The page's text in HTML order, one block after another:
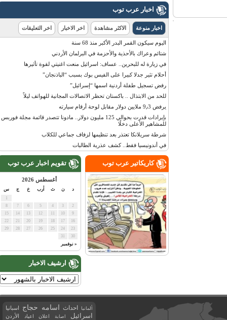
اخبار عرب توب
اخبار منوعة الاكثر مشاهدة اخر الاخبار اخر التعليقات
اليوم سيكون القمر البدر الأكبر منذ 68 سنة
شتائم وعراك بالأحذية والأحزمة في البرلمان الأردني
في زيارة له للبحرين.. عساف: اسرائيل منعت اغنيتي لقوة تأثيرها
أحلام تثير جدلا كبيرا على الفيس بوك بسبب “الباذنجان”
رفض تسجيل طفلة أردنية اسمها “إسرائيل”
للحد من الابتذال .. باكستان تحظر الاتصالات المجانية للهواتف ليلاً
يرفض 9٫3 ملايين دولار مقابل لوحة أرقام سيارته
بإيرادات قدرت بحوالي 125 مليون دولار.. مادونا تتصدر قائمة مجلة فوربس
للمشاهير الأعلى دخلًا
شرطة سريلانكا تعتذر بعد تنظيمها لزفاف جماعي للكلاب
في أندونيسيا فقط.. كشف عذرية الطالبات
تقويم اخبار عرب توب
أغسطس 2026
أرب س
« نوفمبر
ارشيف الاخبار
كاريكاتير عرب توب
ألمانيا احداث اسامه حجاج اسبانيا
اسرائيل اصابة اعلان اعياد الأردن